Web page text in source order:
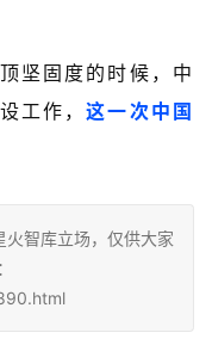
坚固度的时候，中
工作，这一次中国
火智库立场，仅供大家